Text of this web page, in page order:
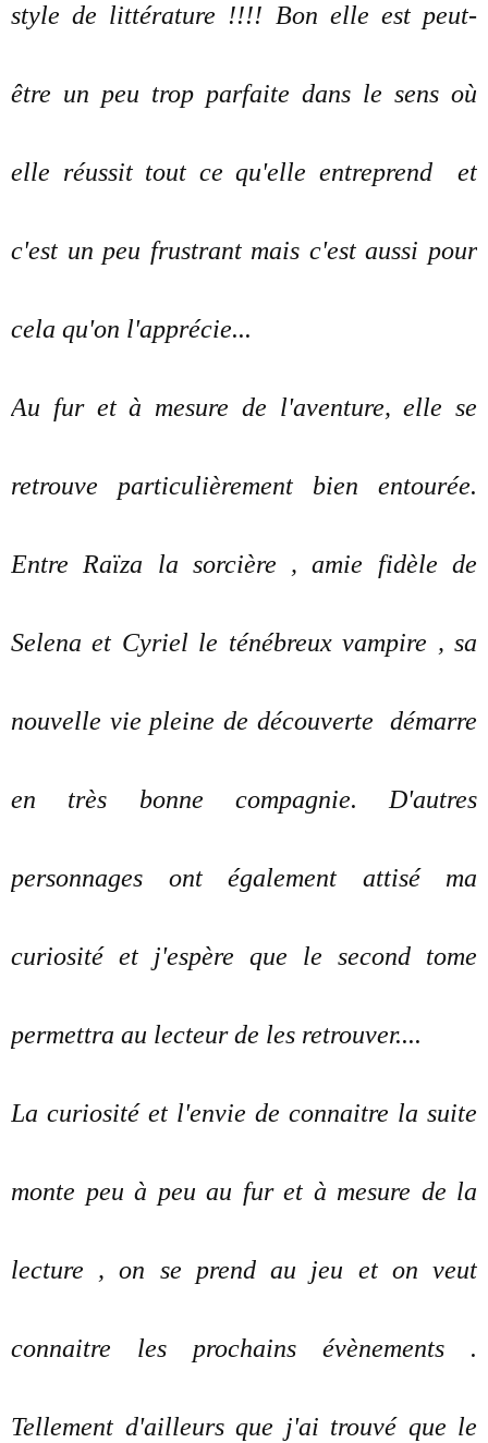
style de littérature !!!! Bon elle est peut-
être un peu trop parfaite dans le sens où
elle réussit tout ce qu'elle entreprend et
c'est un peu frustrant mais c'est aussi pour
cela qu'on l'apprécie...
Au fur et à mesure de l'aventure, elle se
retrouve particulièrement bien entourée.
Entre Raïza la sorcière , amie fidèle de
Selena et Cyriel le ténébreux vampire , sa
nouvelle vie pleine de découverte démarre
en très bonne compagnie. D'autres
personnages ont également attisé ma
curiosité et j'espère que le second tome
permettra au lecteur de les retrouver....
La curiosité et l'envie de connaitre la suite
monte peu à peu au fur et à mesure de la
lecture , on se prend au jeu et on veut
connaitre les prochains évènements .
Tellement d'ailleurs que j'ai trouvé que le